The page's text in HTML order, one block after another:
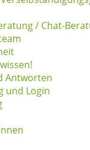
/ Chat-
Antworten
und Login